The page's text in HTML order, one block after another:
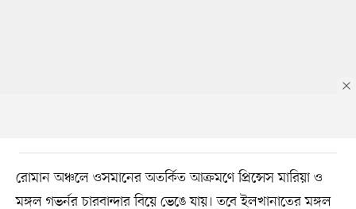
রোমান অঞ্চলে ওসমানের অতর্কিত আক্রমণে প্রিন্সেস মারিয়া ও
মঙ্গল গভর্নর চারবান্দার বিয়ে ভেঙে যায়। তবে ইলখানাতের মঙ্গল